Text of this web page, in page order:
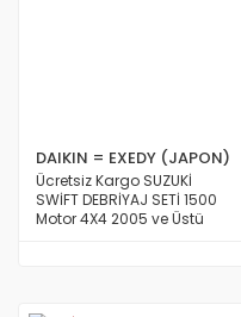
DAIKIN = EXEDY (JAPON)
Ücretsiz Kargo SUZUKİ
SWİFT DEBRİYAJ SETİ 1500
Motor 4X4 2005 ve Üstü